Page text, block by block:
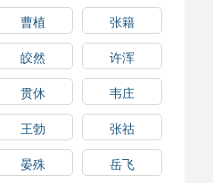
曹植
张籍
皎然
许浑
贯休
韦庄
王勃
张祜
晏殊
岳飞